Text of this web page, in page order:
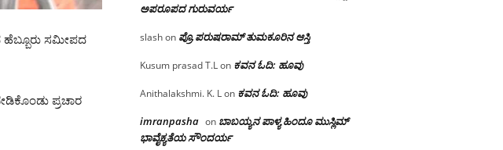
ಸಮೀಪದ
ಪ್ರಚಾರ
ಅಪರೂಪದ ಗುರುವರ್ಯ
slashon ಪ್ರೊ.ಪರುಷರಾಮ್ ತುಮಕೂರಿನ ಆಸ್ತಿ
Kusum prasad T.Lon ಕವನ ಓದಿ: ಹೂವು
Anithalakshmi. K. Lon ಕವನ ಓದಿ: ಹೂವು
imranpasha on ಬಾಬಯ್ಯನ ಪಾಳ್ಯ ಹಿಂದೂ ಮುಸ್ಲಿಮ್
ಭಾವೈಕ್ಯತೆಯ ಸೌಂದರ್ಯ